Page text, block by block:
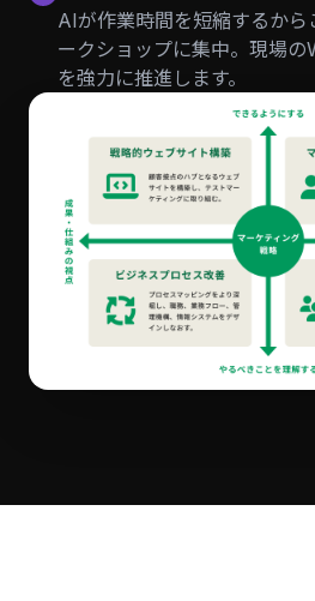
AIが作業時間を短縮するから
ークショップに集中。現場
を強力に推進します。